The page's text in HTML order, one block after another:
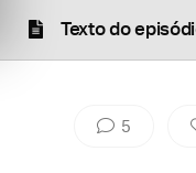
Texto do
5